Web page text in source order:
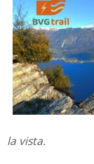
la vista.